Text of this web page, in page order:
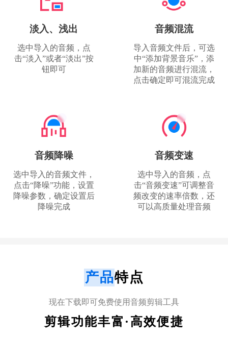
淡入、浅出
选中导入的音频，点
击“淡入”或者“淡出”按
钮即可
音频混流
导入音频文件后，可选
中“添加背景音乐”，添
加新的音频进行混流，
点击确定即可混流完成
音频降噪
选中导入的音频文件，
点击“降噪”功能，设置
降噪参数，确定设置后
降噪完成
音频变速
选中导入的音频，点
击“音频变速”可调整音
频改变的速率倍数，还
可以高质量处理音频
产品特点
现在下载即可免费使用音频剪辑工具
剪辑功能丰富·高效便捷
简单的就是好用的